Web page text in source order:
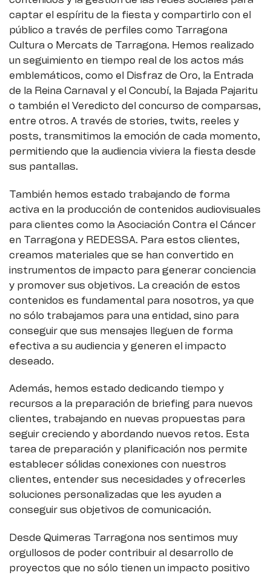
captar el espíritu de la fiesta y compartirlo con el
público a través de perfiles como Tarragona
Cultura o Mercats de Tarragona. Hemos realizado
un seguimiento en tiempo real de los actos más
emblemáticos, como el Disfraz de Oro, la Entrada
de la Reina Carnaval y el Concubí, la Bajada Pajaritu
o también el Veredicto del concurso de comparsas,
entre otros. A través de stories, twits, reeles y
posts, transmitimos la emoción de cada momento,
permitiendo que la audiencia viviera la fiesta desde
sus pantallas.
También hemos estado trabajando de forma
activa en la producción de contenidos audiovisuales
para clientes como la Asociación Contra el Cáncer
en Tarragona y REDESSA. Para estos clientes,
creamos materiales que se han convertido en
instrumentos de impacto para generar conciencia
y promover sus objetivos. La creación de estos
contenidos es fundamental para nosotros, ya que
no sólo trabajamos para una entidad, sino para
conseguir que sus mensajes lleguen de forma
efectiva a su audiencia y generen el impacto
deseado.
Además, hemos estado dedicando tiempo y
recursos a la preparación de briefing para nuevos
clientes, trabajando en nuevas propuestas para
seguir creciendo y abordando nuevos retos. Esta
tarea de preparación y planificación nos permite
establecer sólidas conexiones con nuestros
clientes, entender sus necesidades y ofrecerles
soluciones personalizadas que les ayuden a
conseguir sus objetivos de comunicación.
Desde Quimeras Tarragona nos sentimos muy
orgullosos de poder contribuir al desarrollo de
proyectos que no sólo tienen un impacto positivo